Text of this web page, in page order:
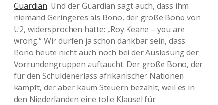
Guardian. Und der Guardian sagt auch, dass ihm
niemand Geringeres als Bono, der große Bono von
U2, widersprochen hätte: „Roy Keane – you are
wrong.“ Wir dürfen ja schon dankbar sein, dass
Bono heute nicht auch noch bei der Auslosung der
Vorrundengruppen auftaucht. Der große Bono, der
für den Schuldenerlass afrikanischer Nationen
kämpft, der aber kaum Steuern bezahlt, weil es in
den Niederlanden eine tolle Klausel für